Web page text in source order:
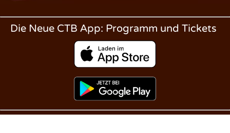
Die Neue CTB App: Programm und Tickets